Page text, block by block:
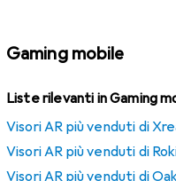
Gaming mobile
Liste rilevanti in Gaming
Visori AR più venduti di
Visori AR più venduti di
Visori AR più venduti di